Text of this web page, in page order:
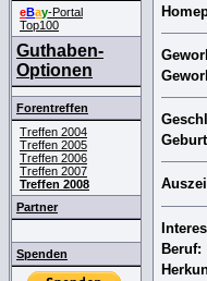
eBay-Portal
Top100
Guthaben-
Optionen
Forentreffen
Treffen 2004
Treffen 2005
Treffen 2006
Treffen 2007
Treffen 2008
Partner
Spenden
Beruf: